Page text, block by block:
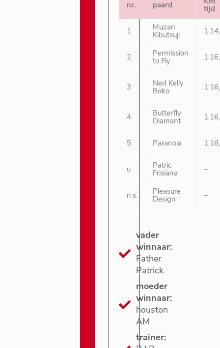
nr. paard
Km
tijd
1
Muzan
Kibutsuji
2
Permission
to Fly
3
Ned Kelly
Boko
4
Butterfly
Diamant
5 Paranoia
u
Patric
Frisiana
–
n.s.
Pleasure
Design
–
vader
winnaar:
Father
Patrick
moeder
winnaar:
houston
AM
trainer: